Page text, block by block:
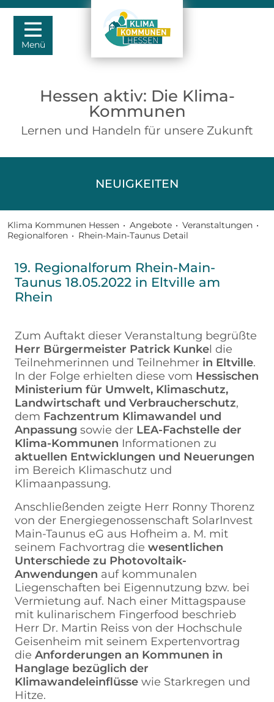
Menü
Hessen aktiv: Die Klima-
Kommunen
Lernen und Handeln für unsere Zukunft
NEUIGKEITEN
Klima Kommunen Hessen • Angebote • Veranstaltungen •
Regionalforen • Rhein-Main-Taunus Detail
19. Regionalforum Rhein-Main-
Taunus 18.05.2022 in Eltville am
Rhein
Zum Auftakt dieser Veranstaltung begrüßte
Herr Bürgermeister Patrick Kunkel die
Teilnehmerinnen und Teilnehmer in Eltville.
In der Folge erhielten diese vom Hessischen
Ministerium für Umwelt, Klimaschutz,
Landwirtschaft und Verbraucherschutz,
dem Fachzentrum Klimawandel und
Anpassung sowie der LEA-Fachstelle der
Klima-Kommunen Informationen zu
aktuellen Entwicklungen und Neuerungen
im Bereich Klimaschutz und
Klimaanpassung.
Anschließenden zeigte Herr Ronny Thorenz
von der Energiegenossenschaft SolarInvest
Main-Taunus eG aus Hofheim a. M. mit
seinem Fachvortrag die wesentlichen
Unterschiede zu Photovoltaik-
Anwendungen auf kommunalen
Liegenschaften bei Eigennutzung bzw. bei
Vermietung auf. Nach einer Mittagspause
mit kulinarischem Fingerfood beschrieb
Herr Dr. Martin Reiss von der Hochschule
Geisenheim mit seinem Expertenvortrag
die Anforderungen an Kommunen in
Hanglage bezüglich der
Klimawandeleinflüsse wie Starkregen und
Hitze.